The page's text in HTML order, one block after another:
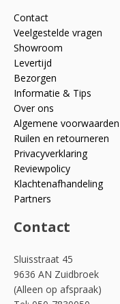
Contact
Veelgestelde vragen
Showroom
Levertijd
Bezorgen
Informatie & Tips
Over ons
Algemene voorwaarden
Ruilen en retourneren
Privacyverklaring
Reviewpolicy
Klachtenafhandeling
Partners
Contact
Sluisstraat 45
9636 AN Zuidbroek
(Alleen op afspraak)